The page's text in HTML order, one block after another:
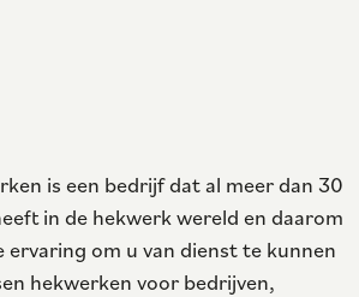
is een bedrijf dat al meer dan 30
in de hekwerk wereld en daarom
ervaring om u van dienst te kunnen
hekwerken voor bedrijven,